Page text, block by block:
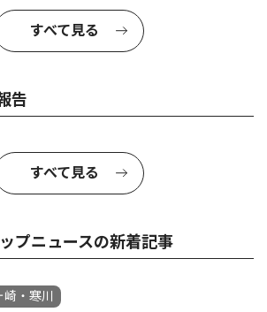
すべて見る
告
すべて見る
プニュースの新着記事
・寒川